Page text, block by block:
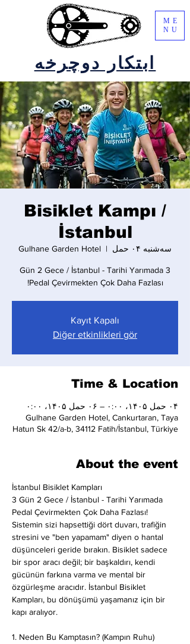
ابتکار دوچرخه
ME
NU
Bisiklet Kampı /
İstanbul
سه‌شنبه ۰۴ حمل
  |
Gulhane Garden Hotel
Pedal Çevirmekten Çok Daha Fazlası!
Kayıt Kapalı
Diğer etkinlikleri gör
Time & Location
۰۴ حمل ۱۴۰۵، ۰:۰۰ – ۰۶ حمل ۱۴۰۵، ۰:۰۰
Gulhane Garden Hotel, Cankurtaran, Taya
Hatun Sk 42/a-b, 34112 Fatih/İstanbul, Türkiye
About the event
İstanbul Bisiklet Kampları
3 Gün 2 Gece / İstanbul - Tarihi Yarımada
Pedal Çevirmekten Çok Daha Fazlası!
Sistemin sizi hapsettiği dört duvarı, trafiğin
stresini ve "ben yapamam" diyen o hantal
düşünceleri geride bırakın. Bisiklet sadece
bir spor aracı değil; bir başkaldırı, kendi
gücünün farkına varma ve mental bir
özgürleşme aracıdır. İstanbul Bisiklet
Kampları, bu dönüşümü yaşamanız için bir
kapı aralıyor.
1. Neden Bu Kamptasın? (Kampın Ruhu)